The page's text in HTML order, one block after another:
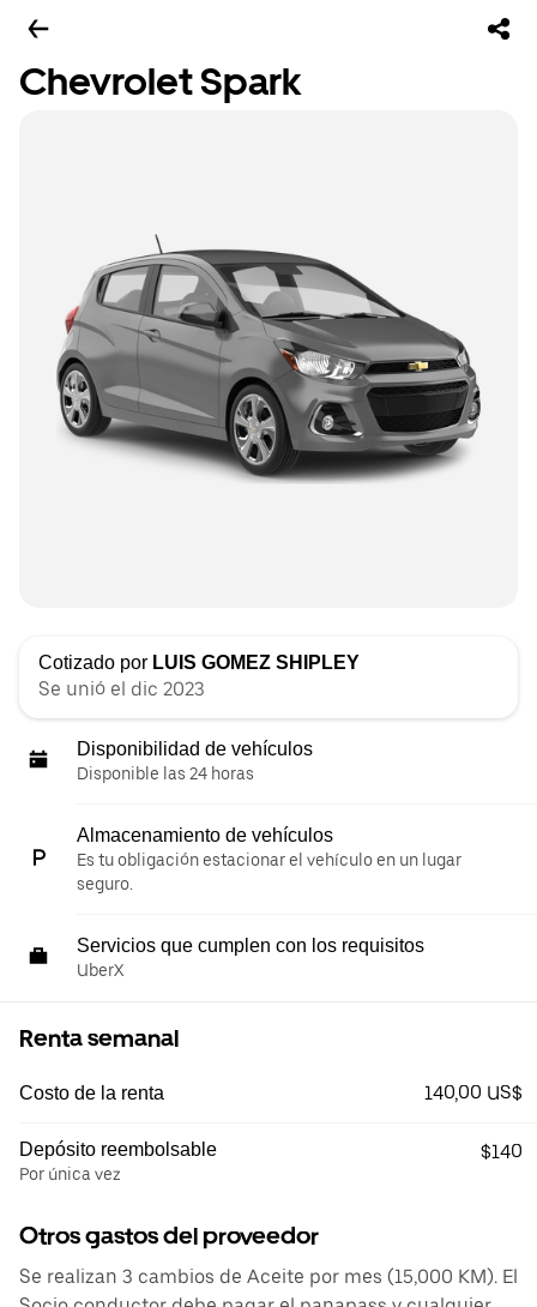
Chevrolet Spark
Cotizado por LUIS GOMEZ SHIPLEY
Se unió el dic 2023
Disponibilidad de vehículos
Disponible las 24 horas
Almacenamiento de vehículos
Es tu obligación estacionar el vehículo en un lugar
seguro.
Servicios que cumplen con los requisitos
UberX
Renta semanal
Costo de la renta 140,00 US$
Depósito reembolsable
Por única vez
$140
Otros gastos del proveedor
Se realizan 3 cambios de Aceite por mes (15,000 KM). El